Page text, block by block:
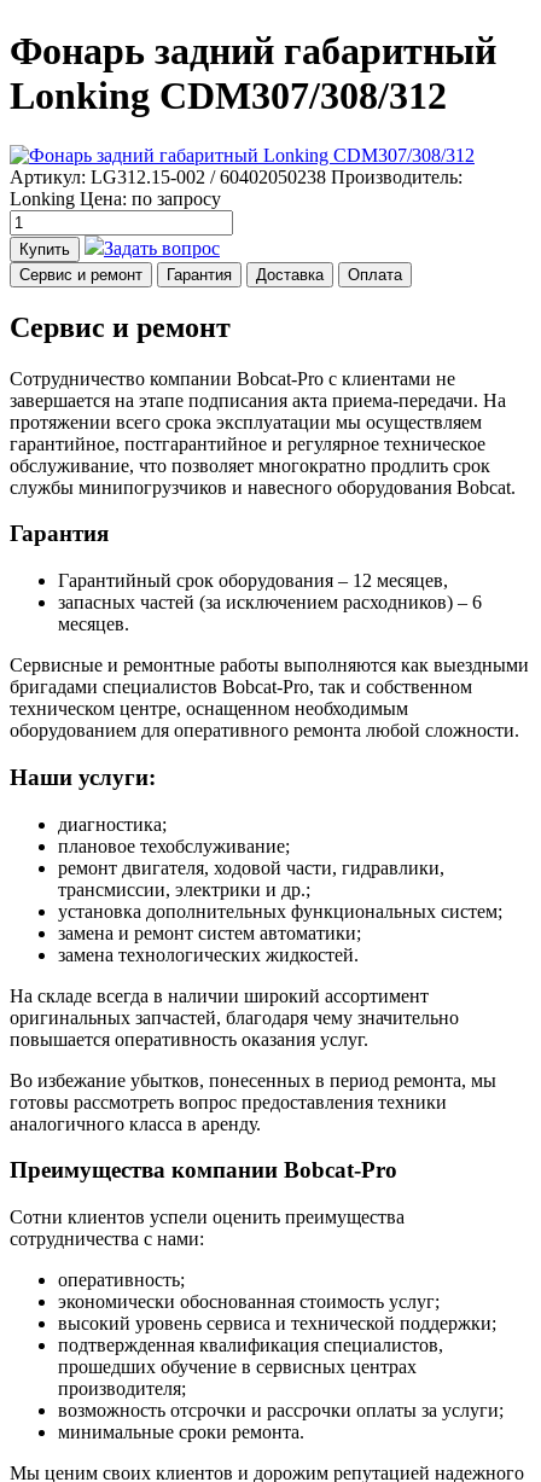
Фонарь задний габаритный
Lonking CDM307/308/312
Артикул: LG312.15-002 / 60402050238 Производитель:
Lonking Цена: по запросу
Купить Задать вопрос
Сервис и ремонт Гарантия Доставка Оплата
Сервис и ремонт
Сотрудничество компании Bobcat-Pro с клиентами не
завершается на этапе подписания акта приема-передачи. На
протяжении всего срока эксплуатации мы осуществляем
гарантийное, постгарантийное и регулярное техническое
обслуживание, что позволяет многократно продлить срок
службы минипогрузчиков и навесного оборудования Bobcat.
Гарантия
Гарантийный срок оборудования – 12 месяцев,
запасных частей (за исключением расходников) – 6
месяцев.
Сервисные и ремонтные работы выполняются как выездными
бригадами специалистов Bobcat-Pro, так и собственном
техническом центре, оснащенном необходимым
оборудованием для оперативного ремонта любой сложности.
Наши услуги:
диагностика;
плановое техобслуживание;
ремонт двигателя, ходовой части, гидравлики,
трансмиссии, электрики и др.;
установка дополнительных функциональных систем;
замена и ремонт систем автоматики;
замена технологических жидкостей.
На складе всегда в наличии широкий ассортимент
оригинальных запчастей, благодаря чему значительно
повышается оперативность оказания услуг.
Во избежание убытков, понесенных в период ремонта, мы
готовы рассмотреть вопрос предоставления техники
аналогичного класса в аренду.
Преимущества компании Bobcat-Pro
Сотни клиентов успели оценить преимущества
сотрудничества с нами:
оперативность;
экономически обоснованная стоимость услуг;
высокий уровень сервиса и технической поддержки;
подтвержденная квалификация специалистов,
прошедших обучение в сервисных центрах
производителя;
возможность отсрочки и рассрочки оплаты за услуги;
минимальные сроки ремонта.
Мы ценим своих клиентов и дорожим репутацией надежного